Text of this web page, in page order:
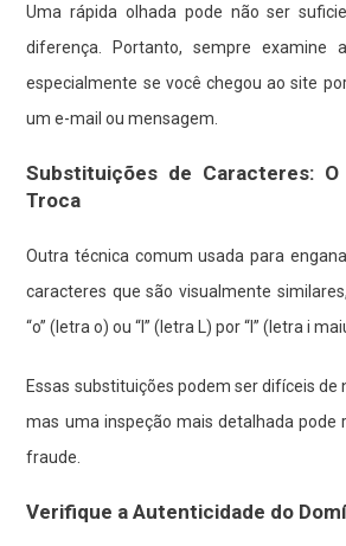
Uma rápida olhada pode não ser
diferença. Portanto, sempre examine
especialmente se você chegou ao site
um e-mail ou mensagem.
Substituições de Caracteres:
Troca
Outra técnica comum usada para
caracteres que são visualmente
“o” (letra o) ou “l” (letra L) por “I” (letra i
Essas substituições podem ser difíceis de
mas uma inspeção mais detalhada pode
fraude.
Verifique a Autenticidade do